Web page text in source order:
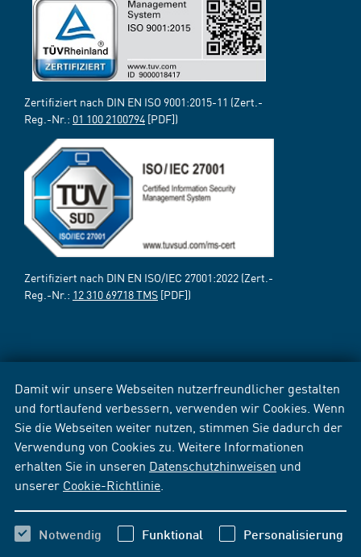
Damit wir unsere Webseiten nutzerfreundlicher gestalten
und fortlaufend verbessern, verwenden wir Cookies. Wenn
Sie die Webseiten weiter nutzen, stimmen Sie dadurch der
Verwendung von Cookies zu. Weitere Informationen
erhalten Sie in unseren Datenschutzhinweisen und
unserer Cookie-Richtlinie
Notwendig Funktional Personalisierung
Zertifiziert nach DIN EN ISO 9001:2015-11 (Zert.-
Reg.-Nr.: 01 100 2100794 [PDF])
Zertifiziert nach DIN EN ISO/IEC 27001:2022 (Zert.-
Reg.-Nr.: 12 310 69718 TMS [PDF])